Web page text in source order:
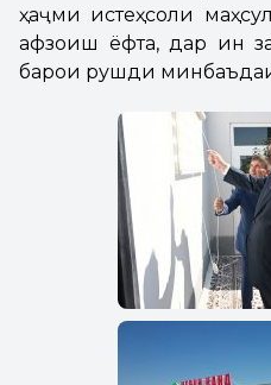
ҳаҷми истеҳсоли
афзоиш ёфта, дар ин
барои рушди